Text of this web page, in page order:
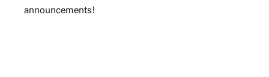
announcements!